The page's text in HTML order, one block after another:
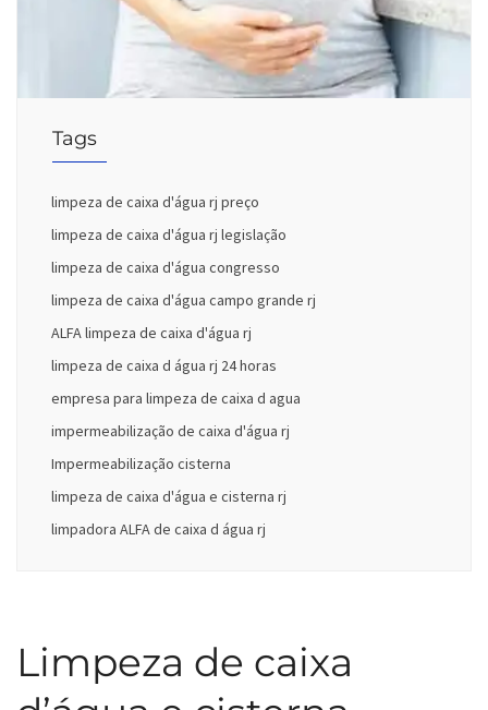
Tags
limpeza de caixa d'água rj preço
limpeza de caixa d'água rj legislação
limpeza de caixa d'água congresso
limpeza de caixa d'água campo grande rj
ALFA limpeza de caixa d'água rj
limpeza de caixa d água rj 24 horas
empresa para limpeza de caixa d agua
impermeabilização de caixa d'água rj
Impermeabilização cisterna
limpeza de caixa d'água e cisterna rj
limpadora ALFA de caixa d água rj
Limpeza de caixa